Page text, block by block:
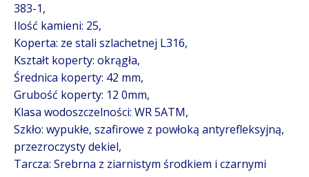
383-1,
Ilość kamieni: 25,
Koperta: ze stali szlachetnej L316,
Kształt koperty: okrągła,
Średnica koperty: 42 mm,
Grubość koperty: 12 0mm,
Klasa wodoszczelności: WR 5ATM,
Szkło: wypukłe, szafirowe z powłoką antyrefleksyjną,
przezroczysty dekiel,
Tarcza: Srebrna z ziarnistym środkiem i czarnymi